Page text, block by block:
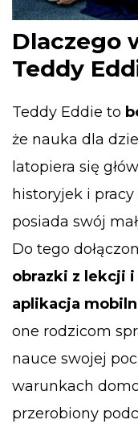
Dlaczego
Teddy
Teddy Eddie to
że nauka dla
latopiera się
historyjek i
posiada swój
Do tego
obrazki z lekcji
aplikacja
one rodzicom
nauce swojej
warunkach
przerobiony